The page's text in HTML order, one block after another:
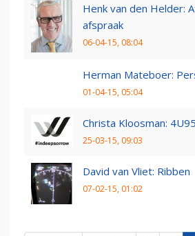
Henk van den Helder:
afspraak
06-04-15, 08:04
Herman Mateboer:
01-04-15, 05:04
Christa Kloosman:
25-03-15, 09:03
David van Vliet: Ribben
07-02-15, 01:02